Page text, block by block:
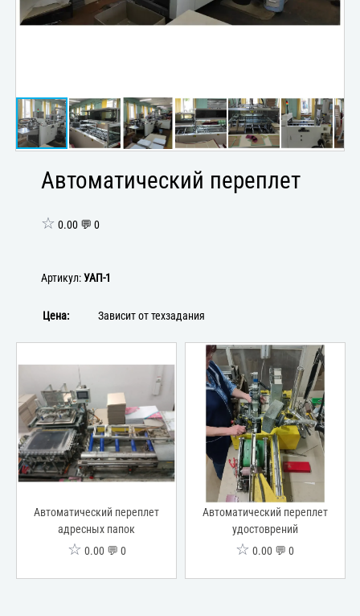
Автоматический переплет
☆ 0.00 💬 0
Артикул:УАП-1
Цена: Зависит от техзадания
Автоматический переплет
адресных папок
☆ 0.00 💬 0
Автоматический переплет
удостоврений
☆ 0.00 💬 0